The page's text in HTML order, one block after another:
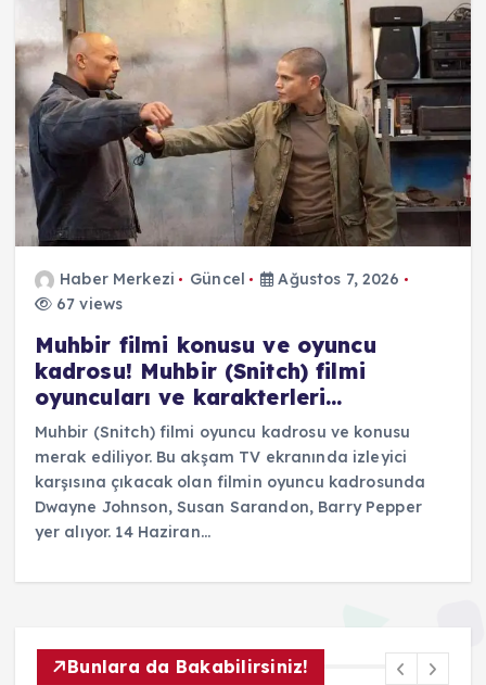
Haber Merkezi Güncel
Ağustos 7, 2026
67 views
Muhbir filmi konusu ve oyuncu
kadrosu! Muhbir (Snitch) filmi
oyuncuları ve karakterleri…
Muhbir (Snitch) filmi oyuncu kadrosu ve konusu
merak ediliyor. Bu akşam TV ekranında izleyici
karşısına çıkacak olan filmin oyuncu kadrosunda
Dwayne Johnson, Susan Sarandon, Barry Pepper
yer alıyor. 14 Haziran…
Bunlara da Bakabilirsiniz!